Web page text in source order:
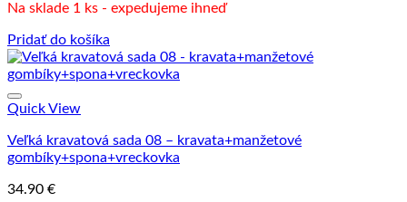
Na sklade 1 ks - expedujeme ihneď
Pridať do košíka
Quick View
Veľká kravatová sada 08 – kravata+manžetové
gombíky+spona+vreckovka
34.90 €